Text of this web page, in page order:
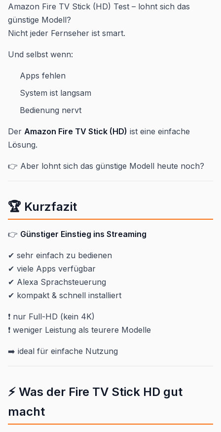
Amazon Fire TV Stick (HD) Test – lohnt sich das
günstige Modell?
Nicht jeder Fernseher ist smart.
Und selbst wenn:
Apps fehlen
System ist langsam
Bedienung nervt
Der Amazon Fire TV Stick (HD) ist eine einfache
Lösung.
👉 Aber lohnt sich das günstige Modell heute noch?
🏆 Kurzfazit
👉 Günstiger Einstieg ins Streaming
✔ sehr einfach zu bedienen
✔ viele Apps verfügbar
✔ Alexa Sprachsteuerung
✔ kompakt & schnell installiert
❗ nur Full-HD (kein 4K)
❗ weniger Leistung als teurere Modelle
➡️ ideal für einfache Nutzung
⚡ Was der Fire TV Stick HD gut
macht